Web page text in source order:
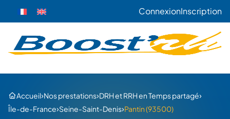
ConnexionInscription
Accueil›Nos prestations›DRH et RRH en Temps partagé›
Île-de-France›Seine-Saint-Denis›Pantin (93500)